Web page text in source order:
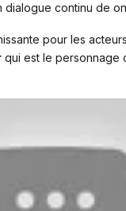
dialogue continu de
pour les
qui est le personnage